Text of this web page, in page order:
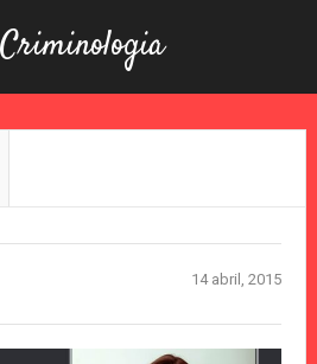
14 abril, 2015